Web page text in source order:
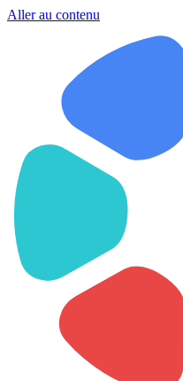
Aller au contenu